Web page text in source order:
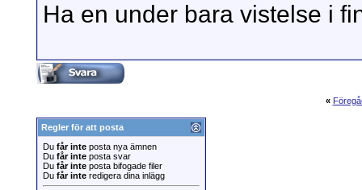
Ha en under bara vistelse i
«
Regler för att posta
Du får inte posta nya ämnen
Du får inte posta svar
Du får inte posta bifogade filer
Du får inte redigera dina inlägg